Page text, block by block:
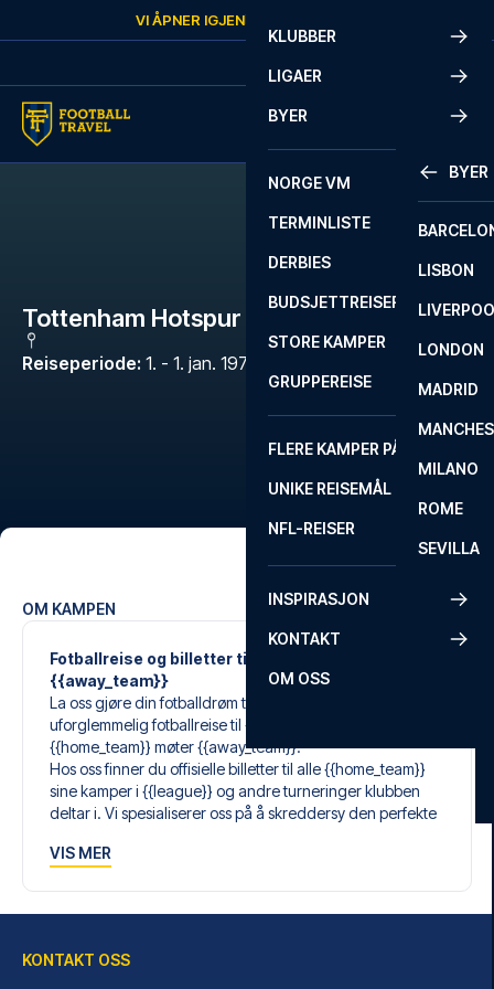
VI ÅPNER IGJEN
KLUBBER
LIGAER
BYER
BYER
LISBON
LONDON
MADRID
MILANO
ROME
SEVILLA
NORGE VM
TERMINLISTE
DERBIES
BUDSJETTREISER
STORE KAMPER
GRUPPEREISE
FLERE KAMPER PÅ ÉN REISE
UNIKE REISEMÅL
NFL-REISER
INSPIRASJON
KONTAKT
OM OSS
Tottenham Hotspur - Everton
Reiseperiode: 1. - 1. jan. 1970
OM KAMPEN
Fotballreise og billetter til {{home_team}} mot
{{away_team}}
La oss gjøre din fotballdrøm til virkelighet med en
uforglemmelig fotballreise til {{stadium}}, hvor
{{home_team}} møter {{away_team}}.
Hos oss finner du offisielle billetter til alle {{home_team}}
sine kamper i {{league}} og andre turneringer klubben
deltar i. Vi spesialiserer oss på å skreddersy den perfekte
behov.
nøye utvalgte hoteller for enhver smak og budsjett, samt
VIS MER
KONTAKT OSS